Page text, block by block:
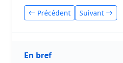
Précédent Suivant
En bref